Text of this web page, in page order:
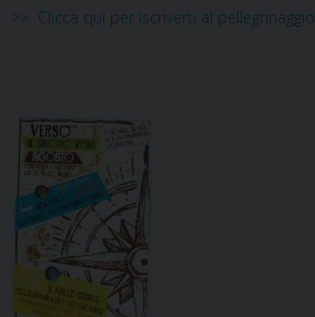
>> Clicca qui per iscriverti al pellegrinaggio